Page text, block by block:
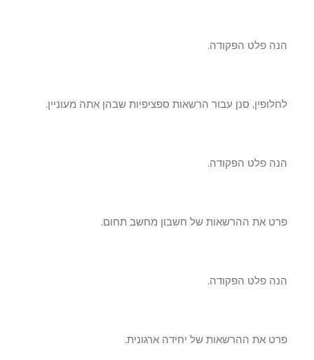
פלט הפקודה.
סנן עבור הרשאות ספציפיות שבהן אתה מעוניין.
פלט הפקודה.
את ההרשאות של חשבון מחשב תחום.
פלט הפקודה.
את ההרשאות של יחידה ארגונית.